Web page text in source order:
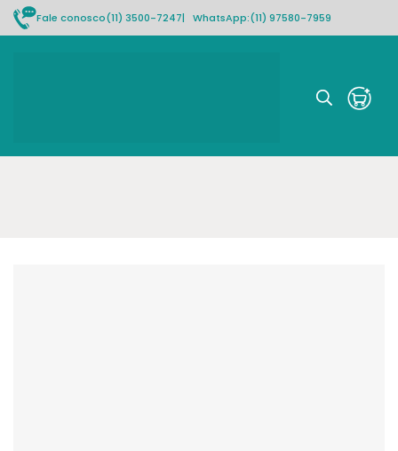
Fale conosco(11) 3500-7247| WhatsApp:(11) 97580-7959